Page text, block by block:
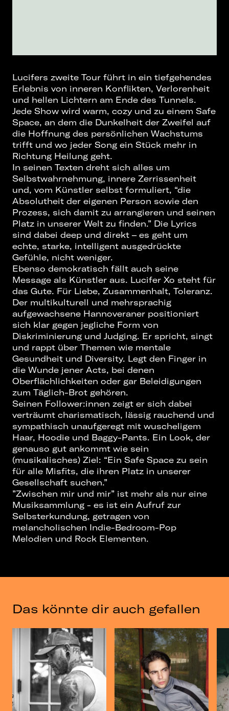
Lucifers zweite Tour führt in ein tiefgehendes
Erlebnis von inneren Konflikten, Verlorenheit
und hellen Lichtern am Ende des Tunnels.
Jede Show wird warm, cozy und zu einem Safe
Space, an dem die Dunkelheit der Zweifel auf
die Hoffnung des persönlichen Wachstums
trifft und wo jeder Song ein Stück mehr in
Richtung Heilung geht.
In seinen Texten dreht sich alles um
Selbstwahrnehmung, innere Zerrissenheit
und, vom Künstler selbst formuliert, “die
Absolutheit der eigenen Person sowie den
Prozess, sich damit zu arrangieren und seinen
Platz in unserer Welt zu finden.” Die Lyrics
sind dabei deep und direkt – es geht um
echte, starke, intelligent ausgedrückte
Gefühle, nicht weniger.
Ebenso demokratisch fällt auch seine
Message als Künstler aus. Lucifer Xo steht für
das Gute. Für Liebe, Zusammenhalt, Toleranz.
Der multikulturell und mehrsprachig
aufgewachsene Hannoveraner positioniert
sich klar gegen jegliche Form von
Diskriminierung und Judging. Er spricht, singt
und rappt über Themen wie mentale
Gesundheit und Diversity. Legt den Finger in
die Wunde jener Acts, bei denen
Oberflächlichkeiten oder gar Beleidigungen
zum Täglich-Brot gehören.
Seinen Follower:innen zeigt er sich dabei
verträumt charismatisch, lässig rauchend und
sympathisch unaufgeregt mit wuscheligem
Haar, Hoodie und Baggy-Pants. Ein Look, der
genauso gut ankommt wie sein
(musikalisches) Ziel: “Ein Safe Space zu sein
für alle Misfits, die ihren Platz in unserer
Gesellschaft suchen.”
”Zwischen mir und mir” ist mehr als nur eine
Musiksammlung - es ist ein Aufruf zur
Selbsterkundung, getragen von
melancholischen Indie-Bedroom-Pop
Melodien und Rock Elementen.
Das könnte dir auch gefallen